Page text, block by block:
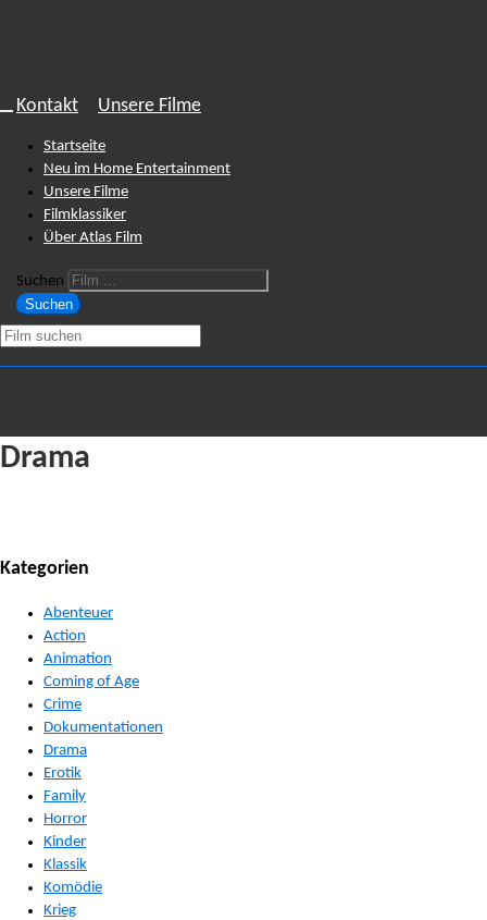
Kontakt Unsere Filme
Startseite
Neu im Home Entertainment
Unsere Filme
Filmklassiker
Über Atlas Film
Suchen
Suchen
Drama
Kategorien
Abenteuer
Action
Animation
Coming of Age
Crime
Dokumentationen
Drama
Erotik
Family
Horror
Kinder
Klassik
Komödie
Krieg